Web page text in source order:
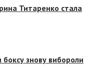
Титаренко стала
знову вибороли